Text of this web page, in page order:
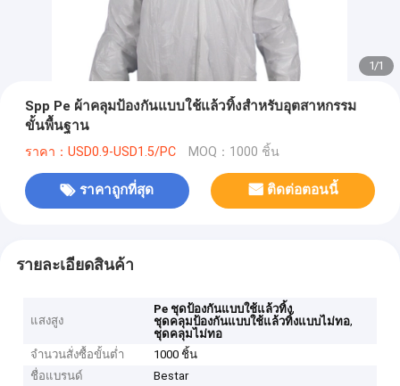
1/1
Spp Pe ผ้าคลุมป้องกันแบบใช้แล้วทิ้งสำหรับอุตสาหกรรม
ขั้นพื้นฐาน
ราคา：USD0.9-USD1.5/PC MOQ：1000 ชิ้น
ราคาถูกที่สุด ติดต่อตอนนี้
รายละเอียดสินค้า
แสงสูง
Pe ชุดป้องกันแบบใช้แล้วทิ้ง,
ชุดคลุมป้องกันแบบใช้แล้วทิ้งแบบไม่ทอ,
ชุดคลุมไม่ทอ
จำนวนสั่งซื้อขั้นต่ำ
1000 ชิ้น
ชื่อแบรนด์
Bestar